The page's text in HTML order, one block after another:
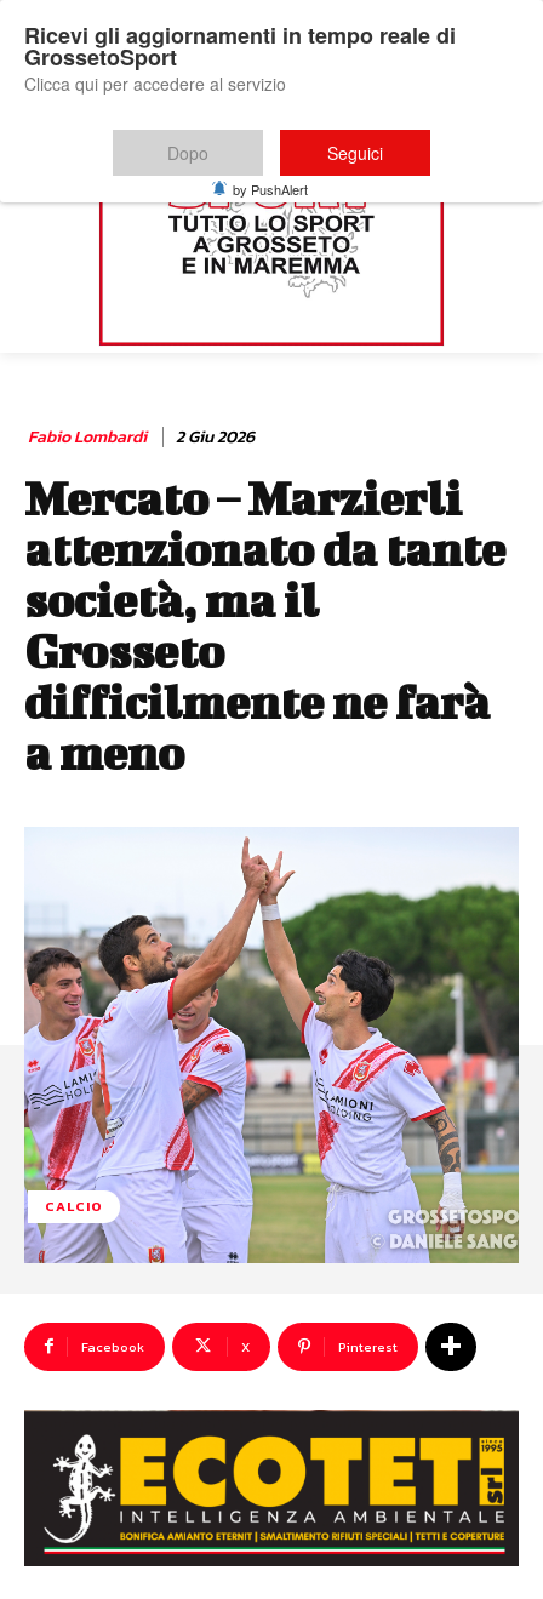
Fabio Lombardi 2 Giu 2026
Mercato – Marzierli
attenzionato da tante
società, ma il
Grosseto
difficilmente ne farà
a meno
CALCIO
Facebook X Pinterest
Ricevi gli aggiornamenti in tempo reale di
GrossetoSport
Clicca qui per accedere al servizio
Dopo Seguici
by PushAlert